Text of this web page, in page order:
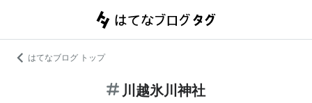
はてなブログ トップ
川越氷川神社